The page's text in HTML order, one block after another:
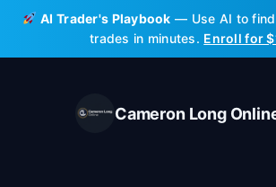
Skip
content
AI Trader's Playbook — Use AI to
trades in minutes. Enroll for
Cameron Long